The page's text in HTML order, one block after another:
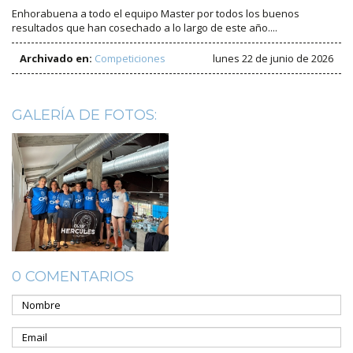
Enhorabuena a todo el equipo Master por todos los buenos
resultados que han cosechado a lo largo de este año....
Archivado en: Competiciones lunes 22 de junio de 2026
GALERÍA DE FOTOS:
0 COMENTARIOS